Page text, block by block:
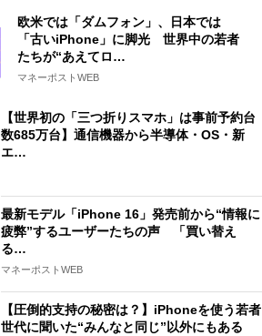
欧米では「ダムフォン」、日本では
「古いiPhone」に脚光 世界中の若者
たちが“あえてロ…
マネーポストWEB
【世界初の「三つ折りスマホ」は事前予約台
数685万台】通信機器から半導体・OS・新
エ…
最新モデル「iPhone 16」発売前から“情報に
疲弊”するユーザーたちの声 「買い替え
る…
マネーポストWEB
【圧倒的支持の秘密は？】iPhoneを使う若者
世代に聞いた“みんなと同じ”以外にもある